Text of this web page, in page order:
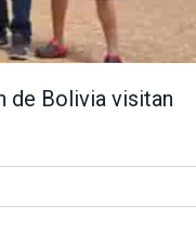
de Bolivia visitan